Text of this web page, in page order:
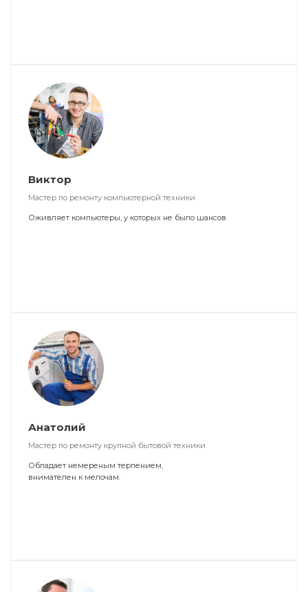
Виктор
Мастер по ремонту компьютерной техники
Оживляет компьютеры, у которых не было шансов.
Анатолий
Мастер по ремонту крупной бытовой техники
Обладает немереным терпением,
внимателен к мелочам.